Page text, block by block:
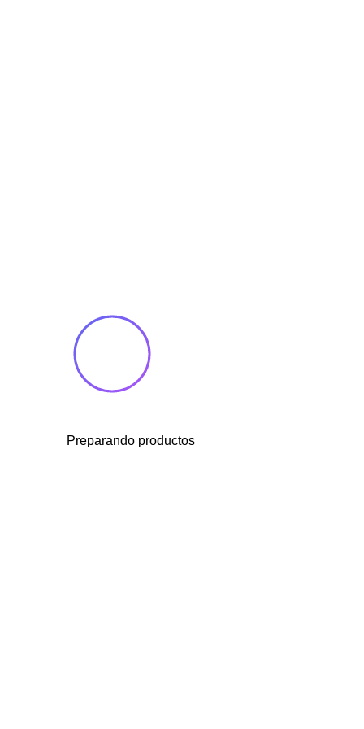
Preparando productos